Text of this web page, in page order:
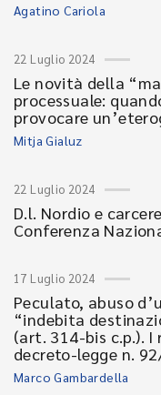
Agatino Cariola
22 Luglio 2024
Le novità della
processuale:
provocare
Mitja Gialuz
22 Luglio 2024
D.l. Nordio e
Conferenza
17 Luglio 2024
Peculato, abuso
“indebita
(art. 314-bis c.p.).
decreto-legge n.
Marco Gambardella